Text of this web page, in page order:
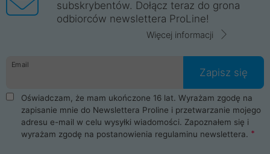
subskrybentów. Dołącz teraz do grona
odbiorców newslettera ProLine!
Więcej informacji
Email
Zapisz się
Oświadczam, że mam ukończone 16 lat. Wyrażam zgodę na
zapisanie mnie do Newslettera Proline i przetwarzanie mojego
adresu e-mail w celu wysyłki wiadomości. Zapoznałem się i
wyrażam zgodę na postanowienia regulaminu newslettera.